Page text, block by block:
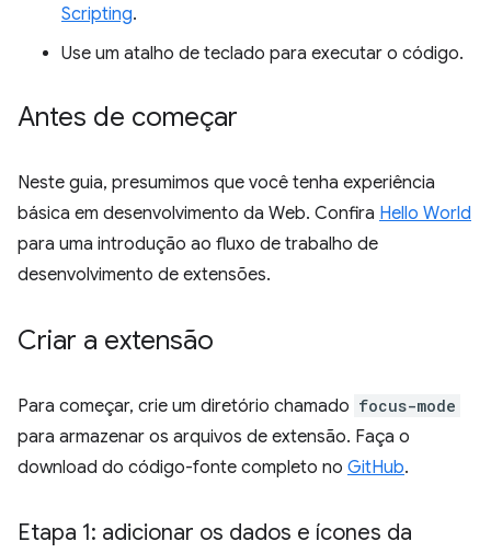
Scripting.
Use um atalho de teclado para executar o código.
Antes de começar
Neste guia, presumimos que você tenha experiência
básica em desenvolvimento da Web. Confira Hello World
para uma introdução ao fluxo de trabalho de
desenvolvimento de extensões.
Criar a extensão
Para começar, crie um diretório chamado focus-mode
para armazenar os arquivos de extensão. Faça o
download do código-fonte completo no GitHub.
Etapa 1: adicionar os dados e ícones da